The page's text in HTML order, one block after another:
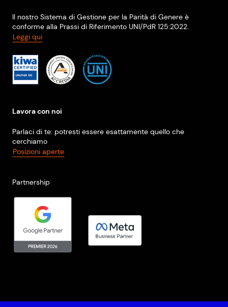
Il nostro Sistema di Gestione per la Parità di Genere è
conforme alla Prassi di Riferimento UNI/PdR 125:2022.
Leggi qui
Lavora con noi
Parlaci di te: potresti essere esattamente quello che
cerchiamo
Posizioni aperte
Partnership